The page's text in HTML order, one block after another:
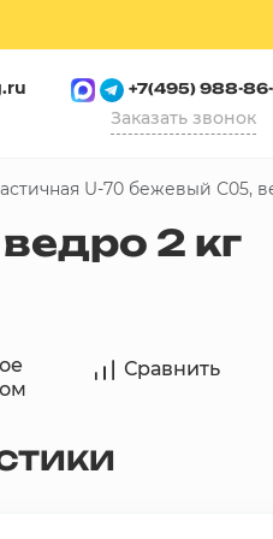
+7(495) 988-
Заказать звонок
U-70 бежевый С05,
2 кг
Сравнить